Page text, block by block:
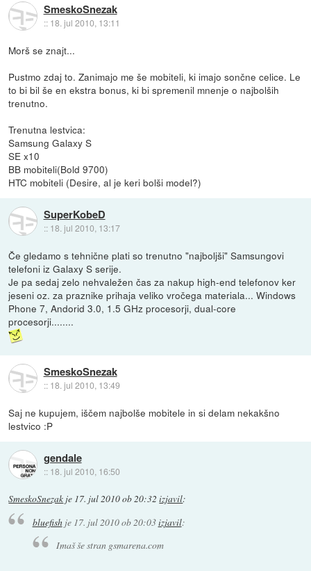
SmeskoSnezak
:: 18. jul 2010, 13:11
Morš se znajt...
Pustmo zdaj to. Zanimajo me še mobiteli, ki imajo sončne celice. Le
to bi bil še en ekstra bonus, ki bi spremenil mnenje o najbolših
trenutno.
Trenutna lestvica:
Samsung Galaxy S
SE x10
BB mobiteli(Bold 9700)
HTC mobiteli (Desire, al je keri bolši model?)
SuperKobeD
:: 18. jul 2010, 13:17
Če gledamo s tehnične plati so trenutno "najboljši" Samsungovi
telefoni iz Galaxy S serije.
Je pa sedaj zelo nehvaležen čas za nakup high-end telefonov ker
jeseni oz. za praznike prihaja veliko vročega materiala... Windows
Phone 7, Andorid 3.0, 1.5 GHz procesorji, dual-core
procesorji........
SmeskoSnezak
:: 18. jul 2010, 13:49
Saj ne kupujem, iščem najbolše mobitele in si delam nekakšno
lestvico :P
gendale
:: 18. jul 2010, 16:50
SmeskoSnezak je 17. jul 2010 ob 20:32 izjavil:
bluefishje 17. jul 2010 ob 20:03izjavil:
Imaš še stran gsmarena.com